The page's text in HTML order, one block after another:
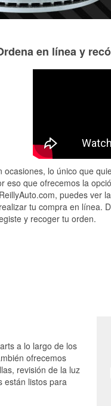
love Quentin and
They are so friendly and
amazing the way
...Read More
en línea y
ocasiones, lo único que
eso que ofrecemos la
puedes ver
tu compra en línea.
y recoger tu orden.
a lo largo de los
ofrecemos
revisión de la luz
están listos para